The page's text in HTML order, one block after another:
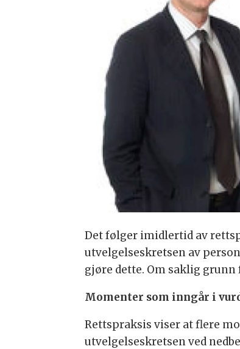
Det følger imidlertid av
utvelgelseskretsen av
gjøre dette. Om saklig
Momenter som inngår i
Rettspraksis viser at flere
utvelgelseskretsen ved